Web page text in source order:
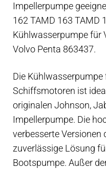
Impellerpumpe
162 TAMD 163 TAMD
Kühlwasserpumpe für
Volvo Penta 863437.
Die
Schiffsmotoren ist
originalen Johnson,
Impellerpumpe. Die
verbesserte Versionen
zuverlässige Lösung
Bootspumpe. Außer